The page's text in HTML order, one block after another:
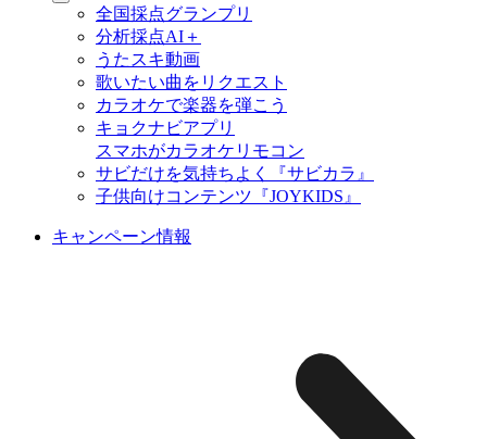
全国採点グランプリ
分析採点AI＋
うたスキ動画
歌いたい曲をリクエスト
カラオケで楽器を弾こう
キョクナビアプリ
スマホがカラオケリモコン
サビだけを気持ちよく『サビカラ』
子供向けコンテンツ『JOYKIDS』
キャンペーン情報